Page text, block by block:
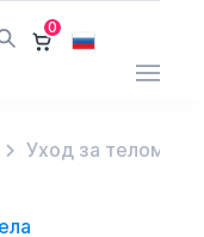
0
Уход за телом